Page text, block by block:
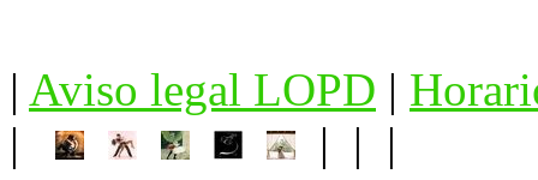
| Aviso legal LOPD |
|
| | |